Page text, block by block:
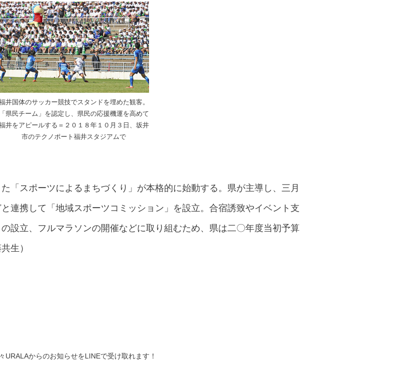
井国体のサッカー競技でスタンドを埋めた観客。
「県民チーム」を認定し、県民の応援機運を高めて
井をアピールする＝２０１８年１０月３日、坂井
市のテクノポート福井スタジアムで
「スポーツによるまちづくり」が本格的に始動する。県が主導し、三月
連携して「地域スポーツコミッション」を設立。合宿誘致やイベント支
設立、フルマラソンの開催などに取り組むため、県は二〇年度当初予算
生）
URALAからのお知らせをLINEで受け取れます！